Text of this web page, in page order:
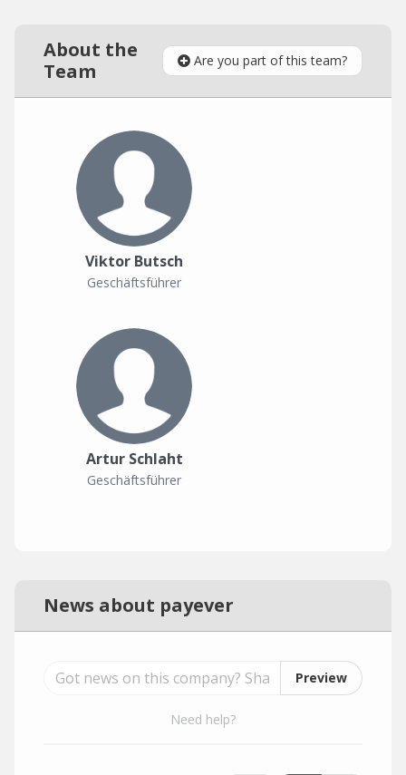
About the
Team
Are you part of this team?
Viktor Butsch
Geschäftsführer
Artur Schlaht
Geschäftsführer
News about payever
Preview
Need help?